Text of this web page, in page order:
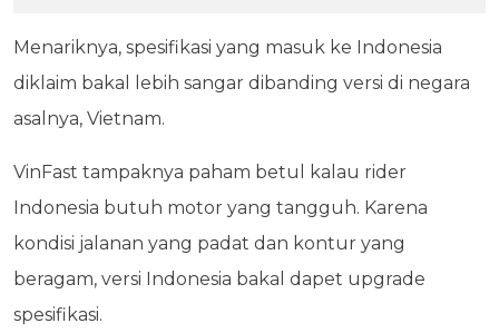
Menariknya, spesifikasi yang masuk ke Indonesia
diklaim bakal lebih sangar dibanding versi di negara
asalnya, Vietnam.
VinFast tampaknya paham betul kalau rider
Indonesia butuh motor yang tangguh. Karena
kondisi jalanan yang padat dan kontur yang
beragam, versi Indonesia bakal dapet upgrade
spesifikasi.